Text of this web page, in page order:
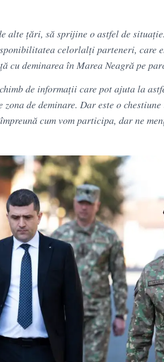
alte țări, să sprijine o astfel de
celorlalți parteneri, care
cu deminarea în Marea Neagră pe
de informații care pot ajuta la
de deminare. Dar este o
cum vom participa, dar ne